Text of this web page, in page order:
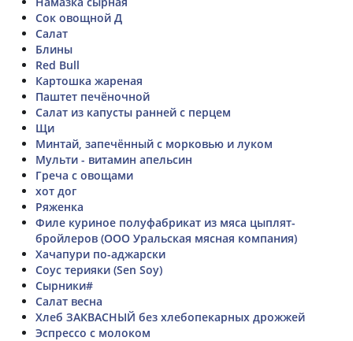
Сок овощной Д
Салат
Блины
Red Bull
Картошка жареная
Паштет печёночной
Салат из капусты ранней с перцем
Щи
Минтай, запечённый с морковью и луком
Мульти - витамин апельсин
Греча с овощами
хот дог
Ряженка
Филе куриное полуфабрикат из мяса цыплят-
бройлеров (ООО Уральская мясная компания)
Хачапури по-аджарски
Соус терияки (Sen Soy)
Сырники#
Салат весна
Хлеб ЗАКВАСНЫЙ без хлебопекарных дрожжей
Эспрессо с молоком